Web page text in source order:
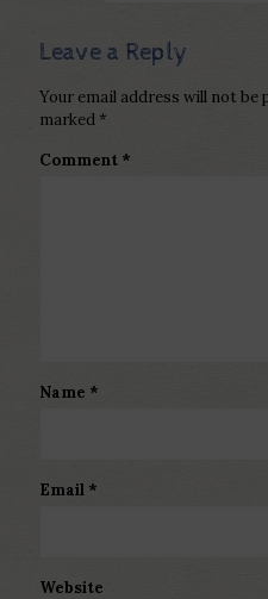
Leave a Reply
Your email address will not be
marked *
Comment *
Name *
Email *
Website